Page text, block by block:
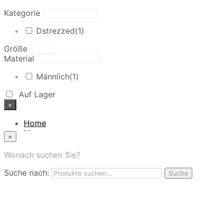
Kategorie
Dstrezzed(1)
Größe
Material
Männlich(1)
Auf Lager
×
Home
News
App
Nutzungbedingungen
×
Wonach suchen Sie?
Suche nach:
Suche